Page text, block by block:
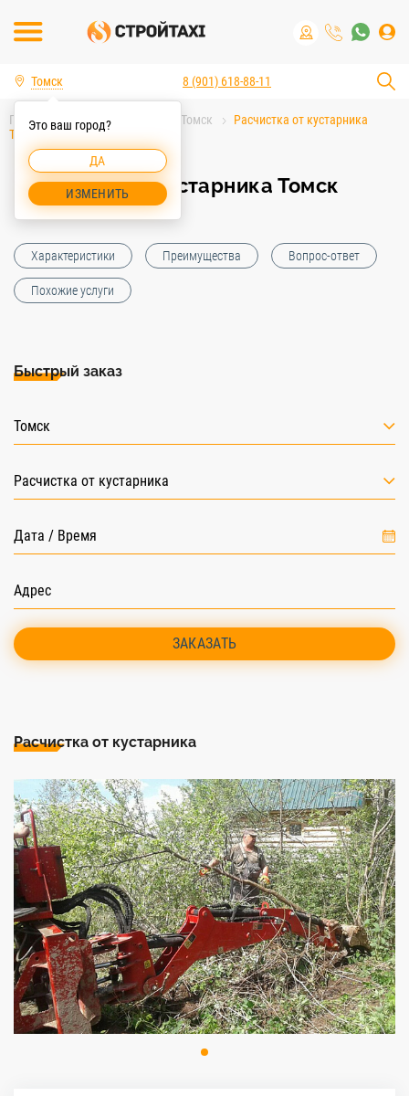
Томск
Это ваш город?
ДА
ИЗМЕНИТЬ
8 (901) 618-88-11
Главная Услуги спецтехники Томск
Расчистка от кустарника
Томск
Расчистка от кустарника Томск
Характеристики Преимущества Вопрос-ответ
Похожие услуги
Быстрый заказ
Томск
Расчистка от кустарника
ЗАКАЗАТЬ
Расчистка от кустарника